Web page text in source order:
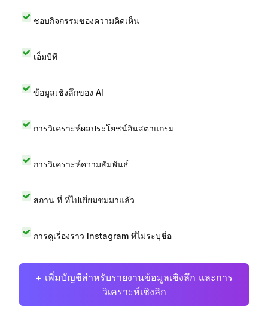
ชอบกิจกรรมของความคิดเห็น
เอ็มบีที
ข้อมูลเชิงลึกของ AI
การวิเคราะห์ผลประโยชน์อินสตาแกรม
การวิเคราะห์ความสัมพันธ์
สถาน ที่ ที่ไปเยี่ยมชมมาแล้ว
การดูเรื่องราว Instagram ที่ไม่ระบุชื่อ
+ เพิ่มบัญชีสำหรับรายงานข้อมูลเชิงลึก และการ
วิเคราะห์เชิงลึก